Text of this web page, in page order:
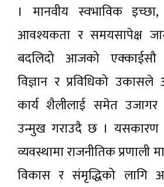
। मानवीय स्वभाविक
आवश्यकता र समयसापेक्ष
बदलिदो आजको एक्काईसौ
विज्ञान र प्रविधिको
कार्य शैलीलाई समेत उजागर
उन्मुख गराउदै छ । यसकारण
व्यवस्थामा राजनीतिक प्रणाली
विकास र संमृद्धिको लागि